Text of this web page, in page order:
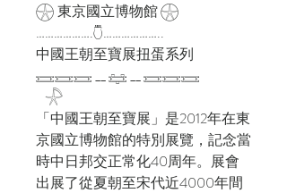
𓇽 東京國立博物館 𓇽
……………….𓇝………………..
中國王朝至寶展扭蛋系列
𓈘𓈘𓈘 __ 𓈐 __ 𓈘𓈘𓈘
𓇻
「中國王朝至寶展」是2012年在東
京國立博物館的特別展覽，記念當
時中日邦交正常化40周年。展會
出展了從夏朝至宋代近4000年間